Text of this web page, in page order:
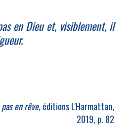
en Dieu et, visiblement, il
.
en rêve, éditions L'Harmattan,
2019, p. 82